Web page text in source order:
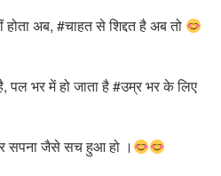
अब, #चाहत से शिद्दत है अब तो
पल भर में हो जाता है #उम्र भर के लिए
सपना जैसे सच हुआ हो ।